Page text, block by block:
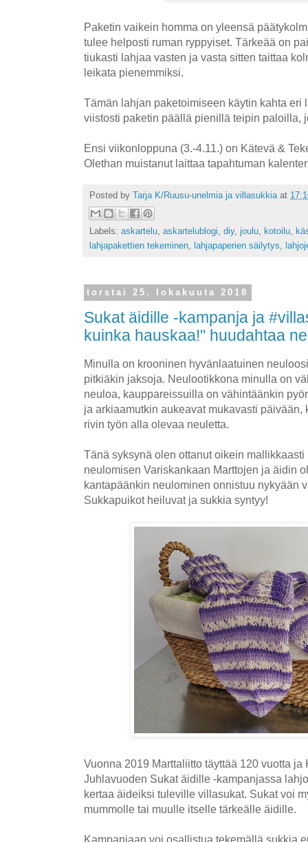
Paketin vaikein homma on yleensä
tulee helposti ruman ryppyiset. Tärkeää on
tiukasti lahjaa vasten ja vasta sitten taittaa
leikata pienemmiksi.
Tämän lahjan paketoimiseen käytin kahta eri
viistosti paketin päällä pienillä teipin paloilla,
Ensi viikonloppuna (3.-4.11.) on Kätevä &
Olethan muistanut laittaa tapahtuman
Posted by Tarja K/Ruusu-unelmia ja villasukkia at
Labels: askartelu askartelublogi diy, joulu kotoilu
lahjapakettien tekeminen lahjapaperien säilytys
torstai 25. lokakuuta 2018
Sukat äidille -kampanja ja
kuinka hauskaa!" huudahtaa
Minulla on krooninen hyvänlaatuinen
pitkiäkin jaksoja. Neulootikkona minulla on
neuloa, kauppareissuilla on vähintäänkin
ja arkiaamutkin aukeavat mukavasti
rivin työn alla olevaa neuletta.
Tänä syksynä olen ottanut oikein
neulomisen Variskankaan Marttojen ja äidin
kantapäänkin neulominen onnistuu nykyään
Sukkapuikot heiluvat ja sukkia syntyy!
Vuonna 2019 Marttaliitto täyttää 120 vuotta ja
Juhlavuoden Sukat äidille -kampanjassa
kertaa äideiksi tuleville villasukat. Sukat voi
mummolle tai muulle itselle tärkeälle äidille.
Kampanjaan voi osallistua tekemällä sukkia